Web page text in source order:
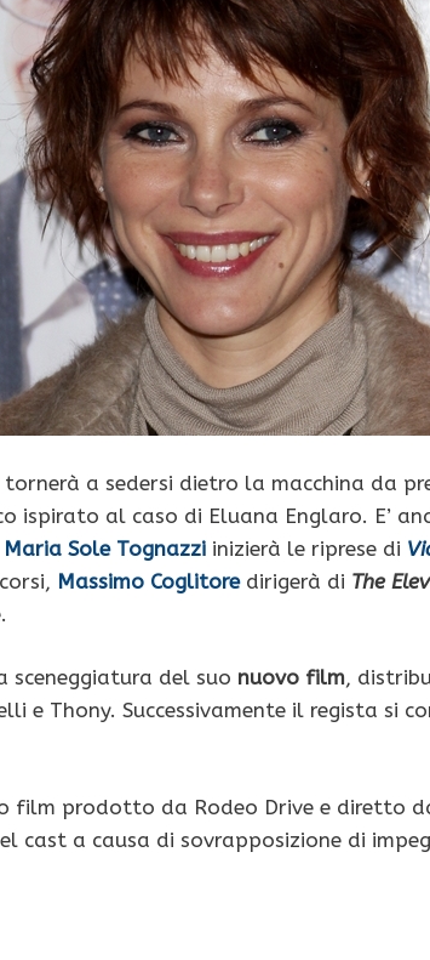
tornerà a sedersi dietro la macchina da
ispirato al caso di Eluana Englaro. E’
Maria Sole Tognazzi inizierà le riprese di
Massimo Coglitoredirigerà di The
del suo nuovo film,
e Thony. Successivamente il regista si
film prodotto da Rodeo Drive e diretto
cast a causa di sovrapposizione di